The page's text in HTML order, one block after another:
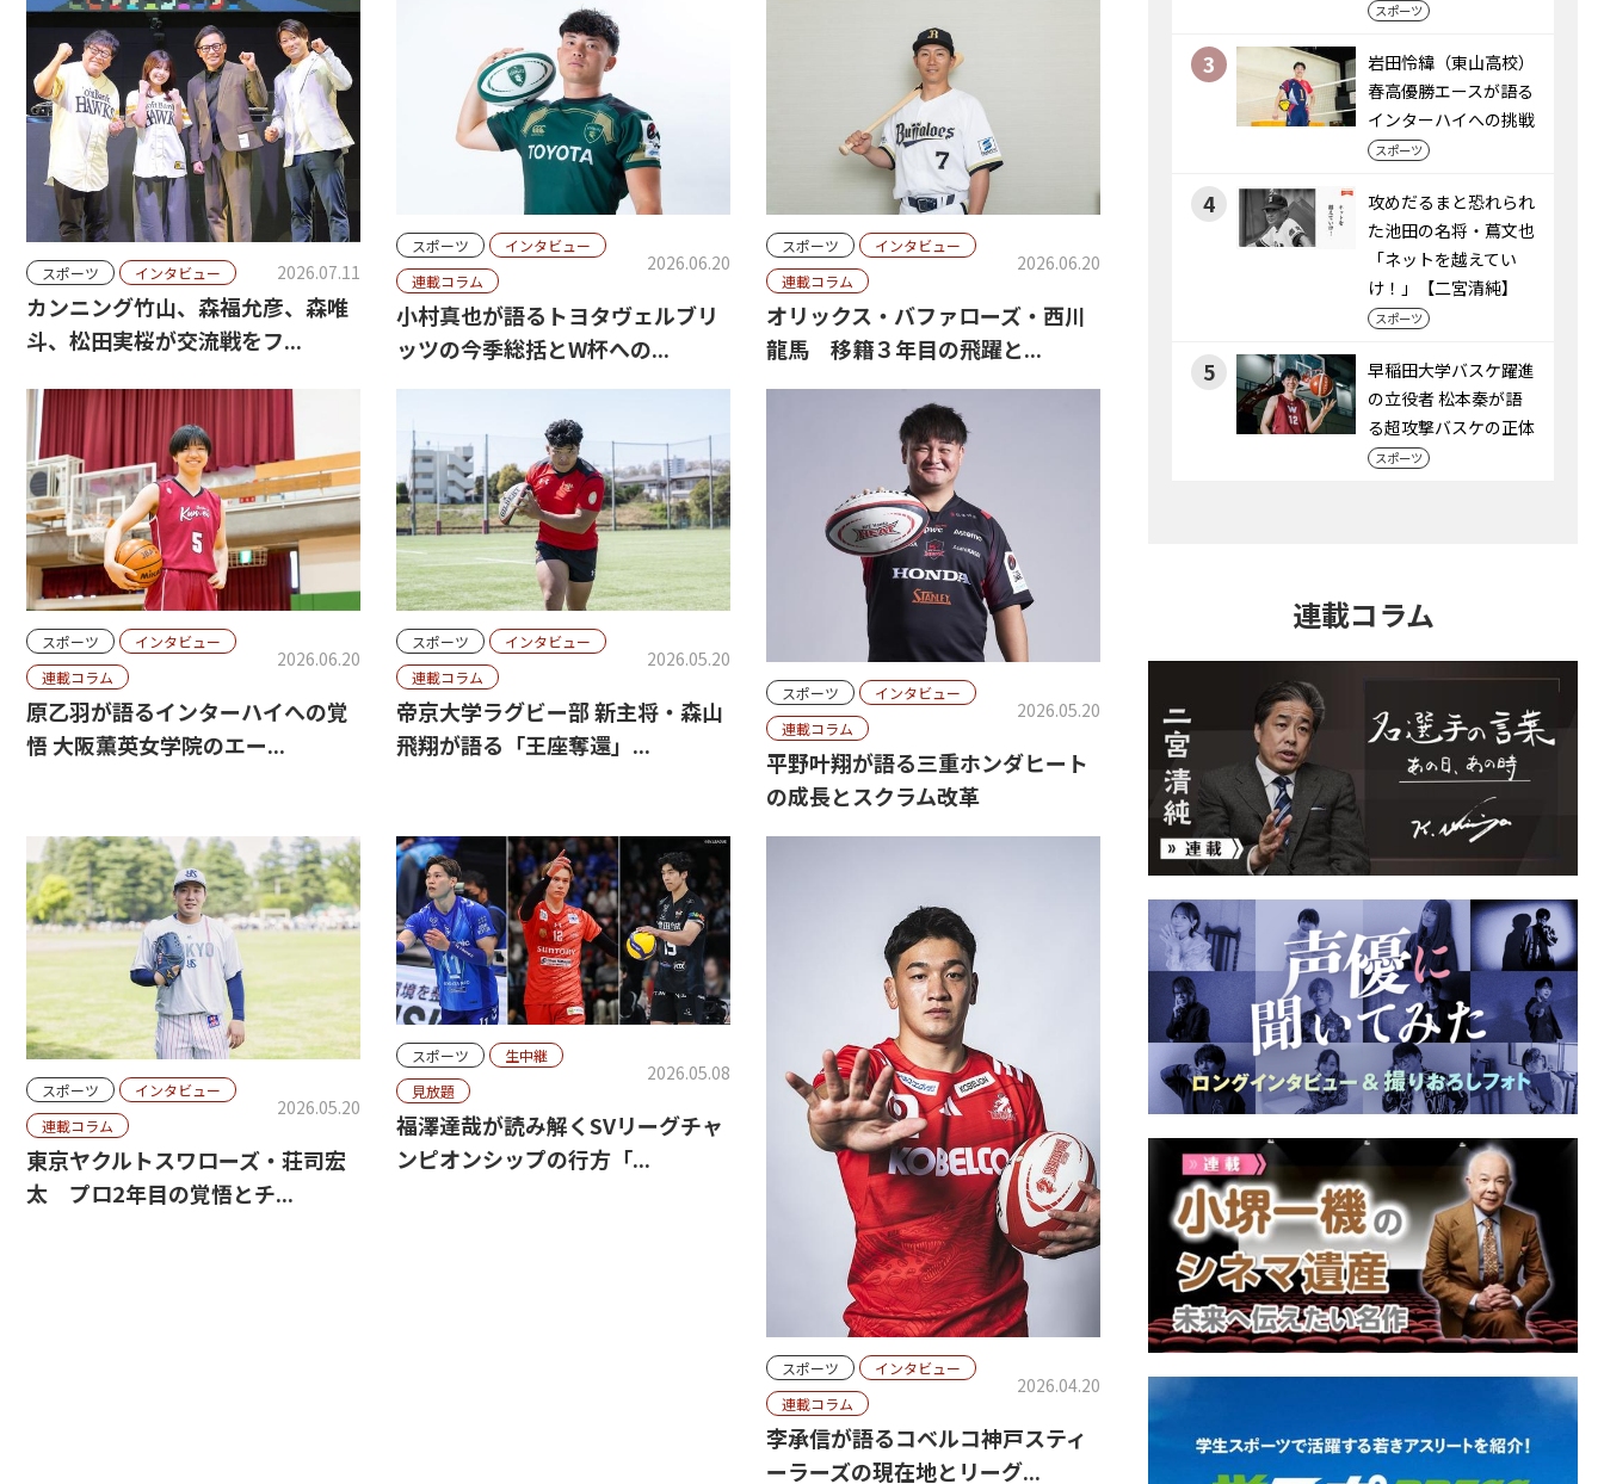
スポーツ インタビュー 2026.07.11
カンニング竹山、森福允彦、森唯
斗、松田実桜が交流戦をフ...
スポーツ
インタビュー
連載コラム
2026.06.20
小村真也が語るトヨタヴェルブリ
ッツの今季総括とW杯への...
スポーツ
インタビュー
連載コラム
2026.06.20
オリックス・バファローズ・西川
龍馬 移籍３年目の飛躍と...
スポーツ
インタビュー
連載コラム
2026.06.20
原乙羽が語るインターハイへの覚
悟 大阪薫英女学院のエー...
スポーツ
インタビュー
連載コラム
2026.05.20
帝京大学ラグビー部 新主将・森山
飛翔が語る「王座奪還」...
スポーツ
インタビュー
連載コラム
2026.05.20
平野叶翔が語る三重ホンダヒート
の成長とスクラム改革
スポーツ
インタビュー
連載コラム
2026.05.20
東京ヤクルトスワローズ・荘司宏
太 プロ2年目の覚悟とチ...
スポーツ
生中継
見放題
2026.05.08
福澤達哉が読み解くSVリーグチャ
ンピオンシップの行方「...
スポーツ
インタビュー
連載コラム
2026.04.20
李承信が語るコベルコ神戸スティ
ーラーズの現在地とリーグ...
スポーツ
3
岩田怜緯（東山高校）
春高優勝エースが語る
インターハイへの挑戦
スポーツ
4
攻めだるまと恐れられ
た池田の名将・蔦文也
「ネットを越えてい
け！」【二宮清純】
スポーツ
5
早稲田大学バスケ躍進
の立役者 松本秦が語
る超攻撃バスケの正体
スポーツ
連載コラム